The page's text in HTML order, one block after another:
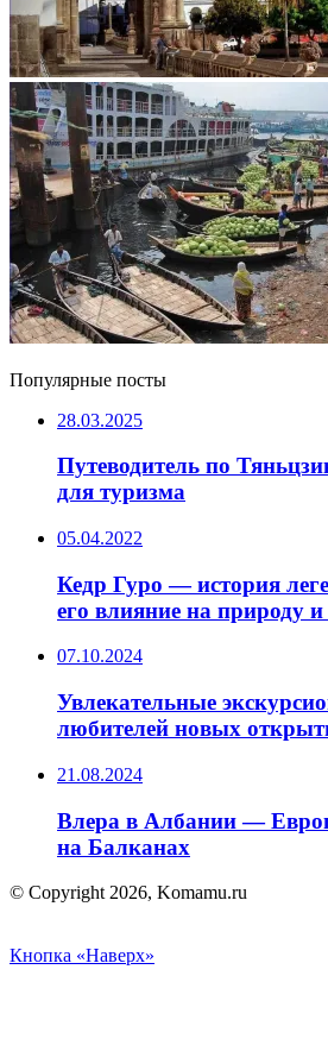
Популярные посты
28.03.2025
Путеводитель по
для туризма
05.04.2022
Кедр Гуро — история
его влияние на природу и
07.10.2024
Увлекательные
любителей новых
21.08.2024
Влера в Албании —
на Балканах
© Copyright 2026, Komamu.ru
Кнопка «Наверх»